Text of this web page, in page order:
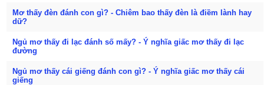
Mơ thấy đèn đánh con gì? - Chiêm bao thấy đèn là điềm lành hay
dữ?
Ngủ mơ thấy đi lạc đánh số mấy? - Ý nghĩa giấc mơ thấy đi lạc
đường
Ngủ mơ thấy cái giếng đánh con gì? - Ý nghĩa giấc mơ thấy cái
giếng